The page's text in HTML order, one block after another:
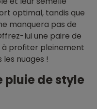
optimal, tandis que
manquera pas de
lui une paire de
profiter pleinement
nuages !
pluie de style